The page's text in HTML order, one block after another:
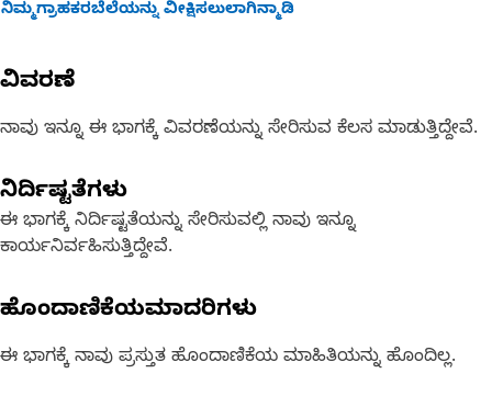
ನಿಮ್ಮಗ್ರಾಹಕರಬೆಲೆಯನ್ನು ವೀಕ್ಷಿಸಲುಲಾಗಿನ್ಮಾಡಿ
ವಿವರಣೆ
ನಾವು ಇನ್ನೂ ಈ ಭಾಗಕ್ಕೆ ವಿವರಣೆಯನ್ನು ಸೇರಿಸುವ ಕೆಲಸ ಮಾಡುತ್ತಿದ್ದೇವೆ.
ನಿರ್ದಿಷ್ಟತೆಗಳು
ಈ ಭಾಗಕ್ಕೆ ನಿರ್ದಿಷ್ಟತೆಯನ್ನು ಸೇರಿಸುವಲ್ಲಿ ನಾವು ಇನ್ನೂ
ಕಾರ್ಯನಿರ್ವಹಿಸುತ್ತಿದ್ದೇವೆ.
ಹೊಂದಾಣಿಕೆಯಮಾದರಿಗಳು
ಈ ಭಾಗಕ್ಕೆ ನಾವು ಪ್ರಸ್ತುತ ಹೊಂದಾಣಿಕೆಯ ಮಾಹಿತಿಯನ್ನು ಹೊಂದಿಲ್ಲ.